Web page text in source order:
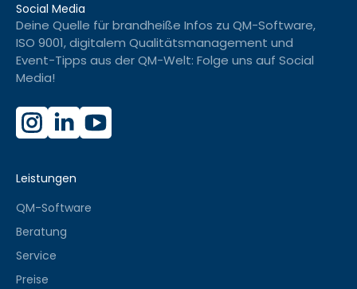
Social Media
Deine Quelle für brandheiße Infos zu QM-Software,
ISO 9001, digitalem Qualitätsmanagement und
Event-Tipps aus der QM-Welt: Folge uns auf Social
Media!
Leistungen
QM-Software
Beratung
Service
Preise